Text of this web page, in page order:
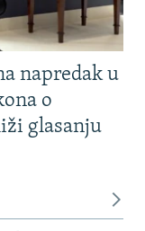
napredak u
o
glasanju